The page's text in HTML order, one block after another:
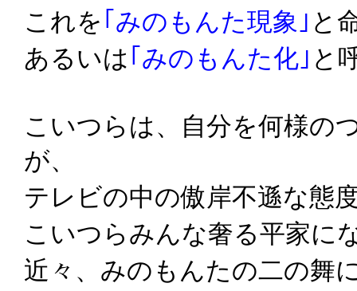
これを ｢みのもんた現象｣ と
あるいは ｢みのもんた化｣ と
こいつらは、自分を何様の
が、
テレビの中の傲岸不遜な態
こいつらみんな奢る平家に
近々、みのもんたの二の舞